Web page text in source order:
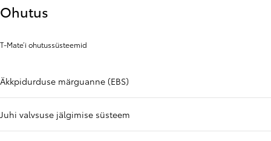
Ohutus
T-Mate’i ohutussüsteemid
Äkkpidurduse märguanne (EBS)
Juhi valvsuse jälgimise süsteem